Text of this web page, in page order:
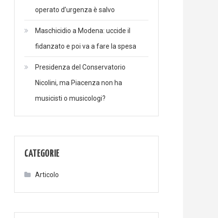
operato d’urgenza è salvo
Maschicidio a Modena: uccide il
fidanzato e poi va a fare la spesa
Presidenza del Conservatorio
Nicolini, ma Piacenza non ha
musicisti o musicologi?
CATEGORIE
Articolo